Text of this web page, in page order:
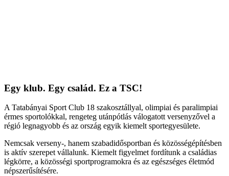
Egy klub. Egy család. Ez a TSC!
A Tatabányai Sport Club 18 szakosztállyal, olimpiai és paralimpiai
érmes sportolókkal, rengeteg utánpótlás válogatott versenyzővel a
régió legnagyobb és az ország egyik kiemelt sportegyesülete.
Nemcsak verseny-, hanem szabadidősportban és közösségépítésben
is aktív szerepet vállalunk. Kiemelt figyelmet fordítunk a családias
légkörre, a közösségi sportprogramokra és az egészséges életmód
népszerűsítésére.